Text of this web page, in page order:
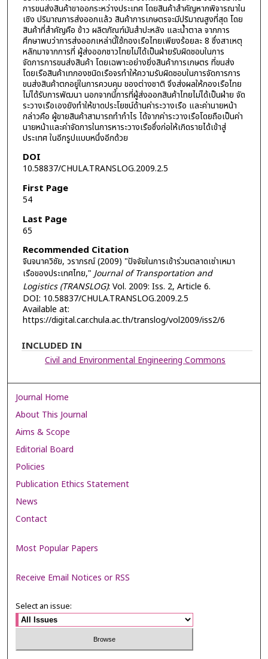
การขนส่งสินค้าขาออกระหว่างประเทศ โดยสินค้าสำคัญหากพิจารณาใน
เชิง ปริมาณการส่งออกแล้ว สินค้าการเกษตรจะมีปริมาณสูงที่สุด โดย
สินค้าที่สำคัญคือ ข้าว ผลิตภัณฑ์มันสำปะหลัง และนํ้าตาล จากการ
ศึกษาพบว่าการส่งออกเหล่านี้ใช้กองเรือไทยเพียงร้อยละ 8 ซึ่งสาเหตุ
หลักมาจากการที่ ผู้ส่งออกชาวไทยไม่ได้เป็นฝ่ายรับผิดชอบในการ
จัดการการขนส่งสินค้า โดยเฉพาะอย่างยิ่งสินค้าการเกษตร ที่ขนส่ง
โดยเรือสินค้าเทกองชนิดเรือจรทำให้ความรับผิดชอบในการจัดการการ
ขนส่งสินค้าตกอยู่ในการควบคุม ของต่างชาติ จึงส่งผลให้กองเรือไทย
ไม่ได้รับการพัฒนา นอกจากนี้การที่ผู้ส่งออกสินค้าไทยไม่ได้เป็นฝ่าย จัด
ระวางเรือเองยังทำให้ขาดประโยชน์ด้านค่าระวางเรือ และค่านายหน้า
กล่าวคือ ผู้ขายสินค้าสามารถทำกำไร ได้จากค่าระวางเรือโดยถือเป็นค่า
นายหน้าและค่าจัดการในการหาระวางเรือซึ่งก่อให้เกิดรายได้เข้าสู่
ประเทศ ในอีกรูปแบบหนึ่งอีกด้วย
DOI
10.58837/CHULA.TRANSLOG.2009.2.5
First Page
54
Last Page
65
Recommended Citation
จินจนาควิชัย, วราภรณ์ (2009) "ปัจจัยในการเข้าร่วมตลาดเช่าเหมา
เรือของประเทศไทย,"Journal of Transportation and
Logistics (TRANSLOG): Vol. 2009: Iss. 2, Article 6.
DOI: 10.58837/CHULA.TRANSLOG.2009.2.5
Available at:
https://digital.car.chula.ac.th/translog/vol2009/iss2/6
INCLUDED IN
Civil and Environmental Engineering Commons
Journal Home
About This Journal
Aims & Scope
Editorial Board
Policies
Publication Ethics Statement
News
Contact
Most Popular Papers
Receive Email Notices or RSS
Select an issue: